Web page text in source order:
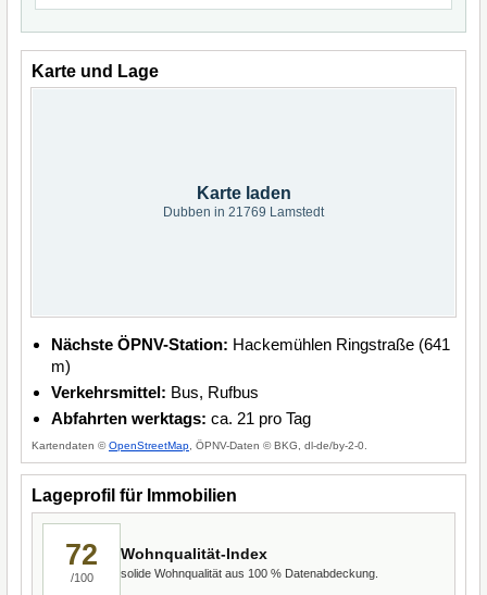
Karte und Lage
Karte laden
Dubben in 21769 Lamstedt
Nächste ÖPNV-Station: Hackemühlen Ringstraße (641
m)
Verkehrsmittel: Bus, Rufbus
Abfahrten werktags: ca. 21 pro Tag
Kartendaten ©OpenStreetMap , ÖPNV-Daten © BKG, dl-de/by-2-0.
Lageprofil für Immobilien
72
/100
Wohnqualität-Index
solide Wohnqualität aus 100 % Datenabdeckung.